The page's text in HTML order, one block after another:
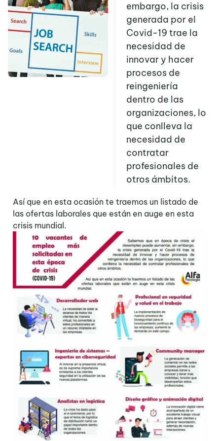
embargo, la crisis
generada por el
Covid-19 trae la
necesidad de
innovar y hacer
procesos de
reingeniería
dentro de las
organizaciones, lo
que conlleva la
necesidad de
contratar
profesionales de
otros ámbitos.
Así que en esta ocasión te traemos un listado de
las ofertas laborales que están en auge en esta
crisis mundial.